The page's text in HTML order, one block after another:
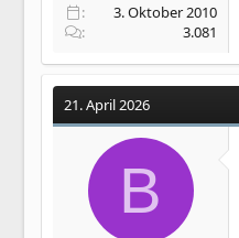
3. Oktober 2010
3.081
21. April 2026
B